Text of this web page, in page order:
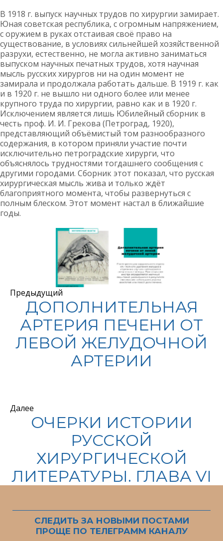
В 1918 г. выпуск научных трудов по хирургии замирает.
Юная советская республика, с огромным напряжением,
с оружием в руках отстаивая своё право на
существование, в условиях сильнейшей хозяйственной
разрухи, естественно, не могла активно заниматься
выпуском научных печатных трудов, хотя научная
мысль русских хирургов ни на один момент не
замирала и продолжала работать дальше. В 1919 г. как
и в 1920 г. не вышло ни одного более или менее
крупного труда по хирургии, равно как и в 1920 г.
Исключением является лишь Юбилейный сборник в
честь проф. И. И. Грекова (Петроград, 1920),
представляющий объёмистый том разнообразного
содержания, в котором приняли участие почти
исключительно петроградские хирурги, что
объяснялось трудностями тогдашнего сообщения с
другими городами. Сборник этот показал, что русская
хирургическая мысль жива и только ждёт
благоприятного момента, чтобы развернуться с
полным блеском. Этот момент настал в ближайшие
годы.
Предыдущий
ДОПОЛНИТЕЛЬНАЯ
АРТЕРИЯ ПЕЧЕНИ ОТ
ЛЕВОЙ ЖЕЛУДОЧНОЙ
АРТЕРИИ
Далее
ОЧЕРКИ ИСТОРИИ
РУССКОЙ
ХИРУРГИЧЕСКОЙ
ЛИТЕРАТУРЫ. ГЛАВА VI
СЛЕДИТЬ ЗА НОВЫМИ ПОСТАМИ
ПРОЩЕ ПО ТЕЛЕГРАММ КАНАЛУ